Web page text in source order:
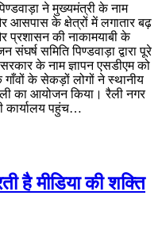
ने मुख्यमंत्री के नाम
आसपास के क्षेत्रों में लगातार बढ़
प्रशासन की नाकामयाबी के
समिति पिण्डवाड़ा द्वारा पूरे
के नाम ज्ञापन एसडीएम को
के सेकड़ों लोगों ने स्थानीय
का आयोजन किया। रैली नगर
कार्यालय पहुंच…
है मीडिया की शक्ति